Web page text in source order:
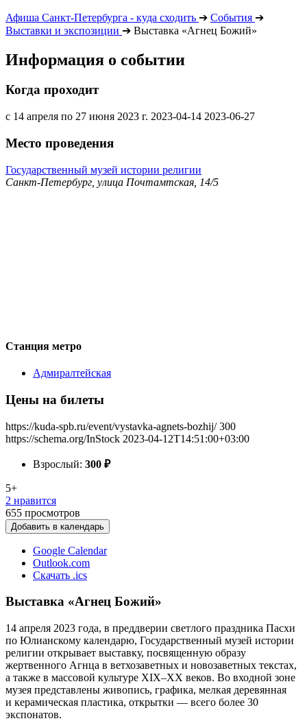
Афиша Санкт-Петербурга - куда сходить ➔ События ➔
Выставки и экспозиции ➔ Выставка «Агнец Божий»
Информация о событии
Когда проходит
с 14 апреля по 27 июня 2023 г. 2023-04-14 2023-06-27
Место проведения
Государственный музей истории религии
Санкт-Петербург, улица Почтамтская, 14/5
Станция метро
Адмиралтейская
Цены на билеты
https://kuda-spb.ru/event/vystavka-agnets-bozhij/ 300
https://schema.org/InStock 2023-04-12T14:51:00+03:00
Взрослый: 300 ₽
5+
2 нравится
655 просмотров
Добавить в календарь
Google Calendar
Outlook.com
Скачать .ics
Выставка «Агнец Божий»
14 апреля 2023 года, в преддверии светлого праздника Пасхи
по Юлианскому календарю, Государственный музей истории
религии открывает выставку, посвященную образу
жертвенного Агнца в ветхозаветных и новозаветных текстах,
а также в массовой культуре XIX–XX веков. Во входной зоне
музея представлены живопись, графика, мелкая деревянная
и керамическая пластика, открытки — всего более 30
экспонатов.